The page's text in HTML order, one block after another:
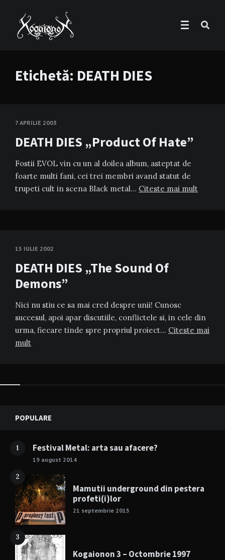
Etichetă: DEATH DIES
7 APRILIE 2003
DEATH DIES „Product Of Hate”
Fostii EVOL vin cu un al doilea album, asteptat de
foarte multi fani, cei trei membri avand statut de
trupeti cult in scena Black metal… Citeste mai mult
15 IULIE 2002
DEATH DIES „The Sound Of
Demons”
Nici nu stiu ce sa mai cred despre unii! Cunosc
succesul, apoi apar discutiile, conflictele si, in cele din
urma, fiecare tinde spre propriul proiect… Citeste mai
mult
Widgets
POPULARE
1 Festival Metal: arta sau afacere?
19 august 2014
2
Mamutii underground din pestera
profeti(i)lor
21 septembrie 2015
3
Kogaionon 3 – Octombrie 1997